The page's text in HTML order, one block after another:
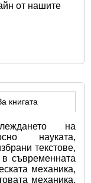
от нашите
книгата
на
науката,
текстове,
съвременната
механика,
механика,